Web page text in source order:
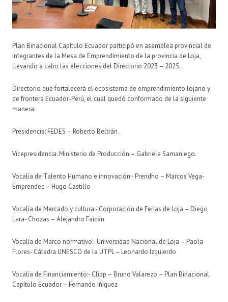
Plan Binacional Capítulo Ecuador participó en asamblea provincial de
integrantes de la Mesa de Emprendimiento de la provincia de Loja,
llevando a cabo las elecciones del Directorio 2023 – 2025.
Directorio que fortalecerá el ecosistema de emprendimiento lojano y
de frontera Ecuador-Perú, el cuál quedó conformado de la siguiente
manera:
Presidencia: FEDES – Roberto Beltrán.
Vicepresidencia: Ministerio de Producción – Gabriela Samaniego.
Vocalía de Talento Humano e innovación:- Prendho – Marcos Vega-
Emprendec – Hugo Castillo
Vocalía de Mercado y cultura:- Corporación de Ferias de Loja – Diego
Lara- Chozas – Alejandro Faicán
Vocalía de Marco normativo:- Universidad Nacional de Loja – Paola
Flores- Cátedra UNESCO de la UTPL – Leonardo Izquierdo
Vocalía de Financiamiento:- Clipp – Bruno Valarezo – Plan Binacional
Capítulo Ecuador – Fernando Iñiguez